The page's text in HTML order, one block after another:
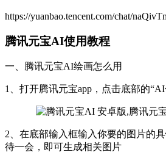
https://yuanbao.tencent.com/chat/
腾讯元宝AI使用教程
一、腾讯元宝AI绘画怎么用
1、打开腾讯元宝app，点击底部的
2、在底部输入框输入你要的图片的
待一会，即可生成相关图片